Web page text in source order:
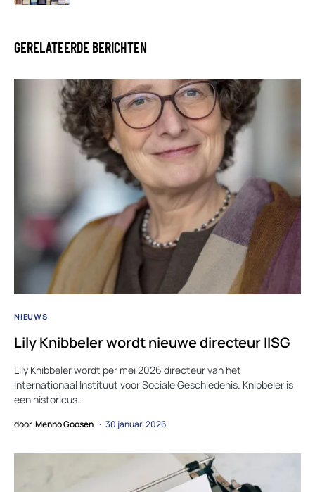
GERELATEERDE BERICHTEN
NIEUWS
Lily Knibbeler wordt nieuwe directeur IISG
Lily Knibbeler wordt per mei 2026 directeur van het
Internationaal Instituut voor Sociale Geschiedenis. Knibbeler is
een historicus…
door Menno Goosen 30 januari 2026